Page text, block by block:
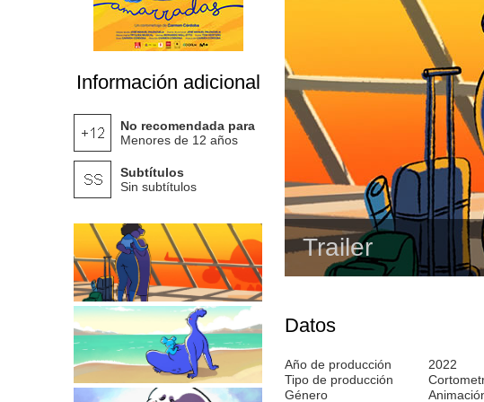
Información adicional
No recomendada para
Menores de 12 años
Subtítulos
Sin subtítulos
Trailer
Datos
Año de producción
2022
Tipo de producción
Género